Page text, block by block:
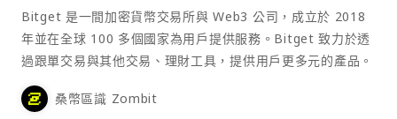
Bitget 是一間加密貨幣交易所與 Web3 公司，成立於 2018
年並在全球 100 多個國家為用戶提供服務。Bitget 致力於透
過跟單交易與其他交易、理財工具，提供用戶更多元的產品。
桑幣區識 Zombit